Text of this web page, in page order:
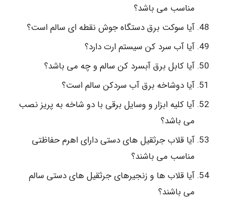
مناسب می باشد؟
آیا سوکت برق دستگاه جوش نقطه ای سالم است؟
آیا آب سرد کن سیستم ارت دارد؟
آیا کابل برق آبسرد کن سالم و چه می باشد؟
آیا دوشاخه برق آب سردکن سالم است؟
آیا کلیه ابزار و وسایل برقی با دو شاخه به پریز نصب
می باشد؟
آیا قلاب جرثقیل های دستی دارای اهرم حفاظتی
مناسب می باشند؟
آیا قلاب ها و زنجیرهای جرثقیل های دستی سالم
می باشند؟